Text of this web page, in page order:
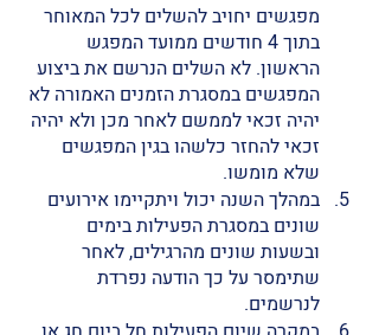
מפגשים יחויב להשלים לכל המאוחר
בתוך 4 חודשים ממועד המפגש
הראשון. לא השלים הנרשם את ביצוע
המפגשים במסגרת הזמנים האמורה לא
יהיה זכאי לממשם לאחר מכן ולא יהיה
זכאי להחזר כלשהו בגין המפגשים
שלא מומשו.
במהלך השנה יכול ויתקיימו אירועים
שונים במסגרת הפעילות בימים
ובשעות שונים מהרגילים, לאחר
שתימסר על כך הודעה נפרדת
לנרשמים.